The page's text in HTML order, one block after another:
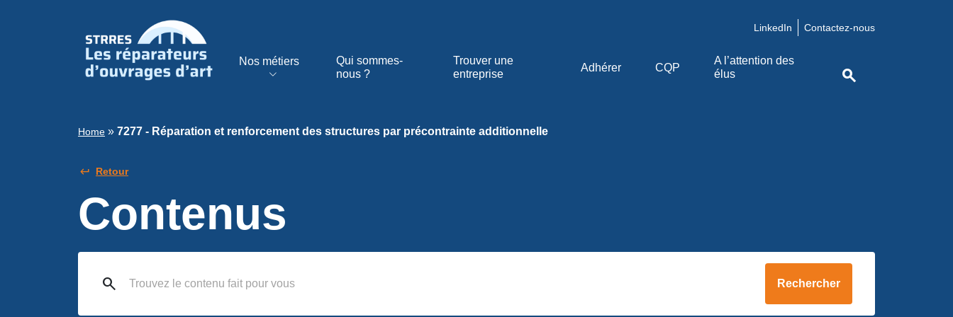
LinkedIn Contactez-nous
Nos métiers
Qui sommes-
nous ?
Trouver une
entreprise
Adhérer CQP
A l’attention des
élus
search
Home » 7277 - Réparation et renforcement des structures par précontrainte additionnelle
Retour
Contenus
search Rechercher